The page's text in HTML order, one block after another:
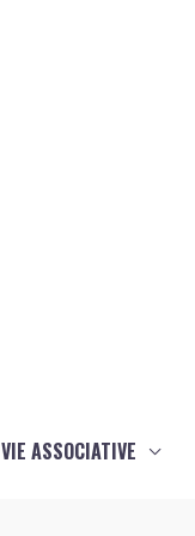
VIE ASSOCIATIVE